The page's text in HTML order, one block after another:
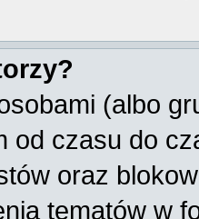
(albo
od czasu do
oraz
tematów w